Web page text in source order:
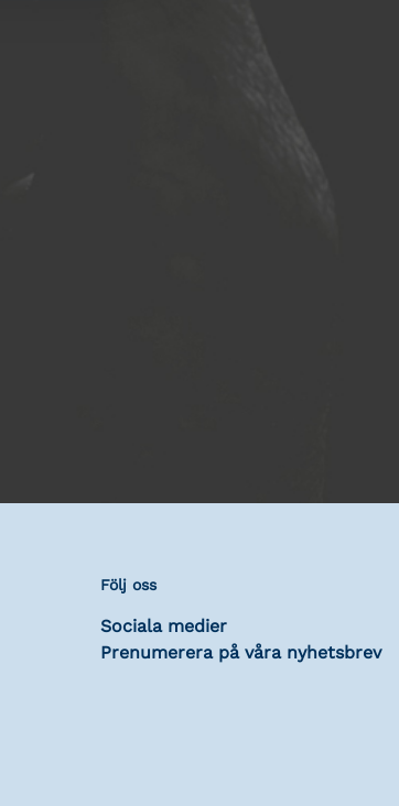
Följ oss
Sociala medier
Prenumerera på våra nyhetsbrev